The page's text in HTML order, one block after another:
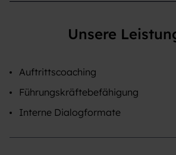
Unsere
Auftrittscoaching
Führungskräftebefähigung
Interne Dialogformate